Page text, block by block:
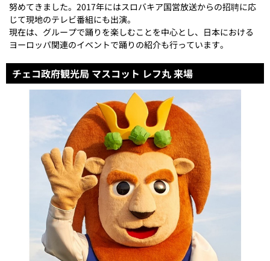
努めてきました。2017年にはスロバキア国営放送からの招聘に応
じて現地のテレビ番組にも出演。
現在は、グループで踊りを楽しむことを中心とし、日本における
ヨーロッパ関連のイベントで踊りの紹介も行っています。
チェコ政府観光局 マスコット レフ丸 来場